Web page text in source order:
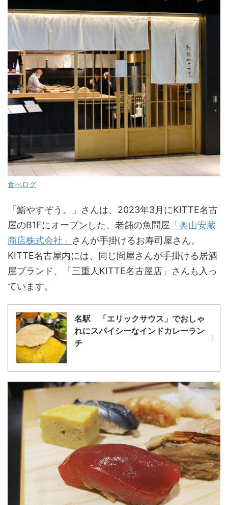
食べログ
「鮨やすぞう。」さんは、2023年3月にKITTE名古
屋のB1Fにオープンした、老舗の魚問屋 「奥山安蔵
商店株式会社」 さんが手掛けるお寿司屋さん。
KITTE名古屋内には、同じ問屋さんが手掛ける居酒
屋ブランド、「三重人KITTE名古屋店」さんも入っ
ています。
名駅 「エリックサウス」でおしゃ
れにスパイシーなインドカレーラン
チ